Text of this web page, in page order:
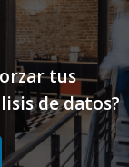
tus
de datos?